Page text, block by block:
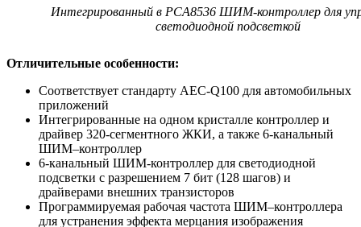
Интегрированный в PCA8536 ШИМ-контроллер для
светодиодной подсветкой
Отличительные особенности:
Соответствует стандарту AEC-Q100 для автомобильных
приложений
Интегрированные на одном кристалле контроллер и
драйвер 320-сегментного ЖКИ, а также 6-канальный
ШИМ–контроллер
6-канальный ШИМ-контроллер для светодиодной
подсветки с разрешением 7 бит (128 шагов) и
драйверами внешних транзисторов
Программируемая рабочая частота ШИМ–контроллера
для устранения эффекта мерцания изображения